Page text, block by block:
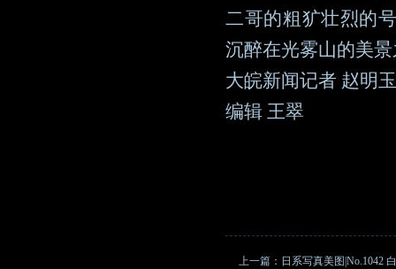
二哥的粗犷壮烈的
沉醉在光雾山的美
大皖新闻记者 赵明
编辑 王翠
上一篇： 日系写真美图|No.1042